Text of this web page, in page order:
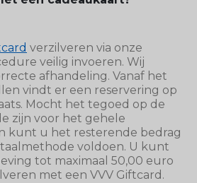
verzilveren via onze
veilig invoeren. Wij
afhandeling. Vanaf het
vindt er een reservering op
Mocht het tegoed op de
zijn voor het gehele
kunt u het resterende bedrag
voldoen. U kunt
tot maximaal 50,00 euro
met een VVV Giftcard.